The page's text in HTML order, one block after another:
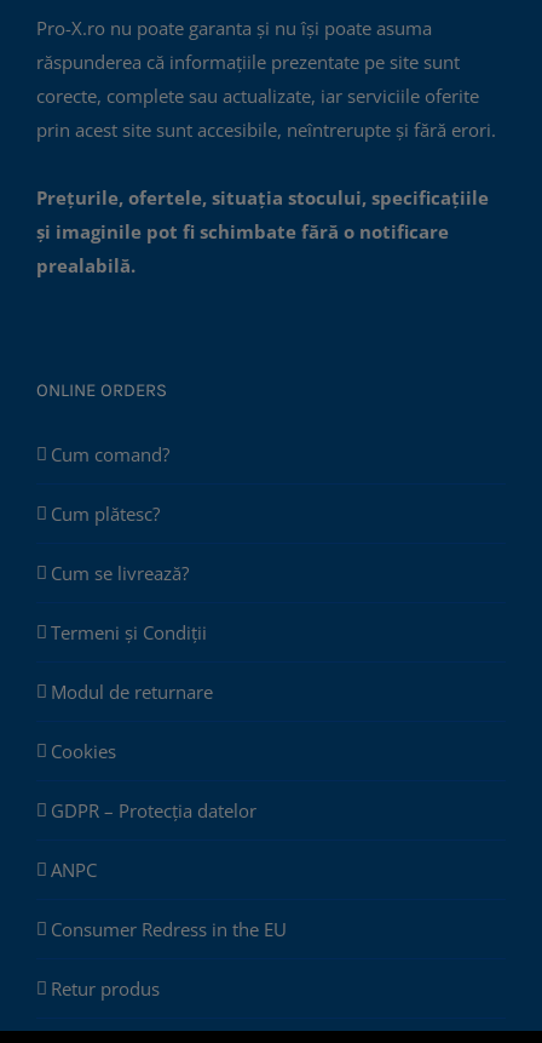
Pro-X.ro nu poate garanta și nu își poate asuma
răspunderea că informațiile prezentate pe site sunt
corecte, complete sau actualizate, iar serviciile oferite
prin acest site sunt accesibile, neîntrerupte și fără erori.
Prețurile, ofertele, situația stocului, specificațiile
și imaginile pot fi schimbate fără o notificare
prealabilă.
ONLINE ORDERS
Cum comand?
Cum plătesc?
Cum se livrează?
Termeni și Condiții
Modul de returnare
Cookies
GDPR – Protecția datelor
ANPC
Consumer Redress in the EU
Retur produs